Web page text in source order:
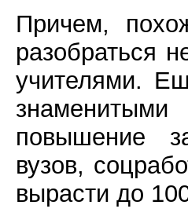
Причем,
разобраться
учителями.
повышение
вузов,
вырасти до